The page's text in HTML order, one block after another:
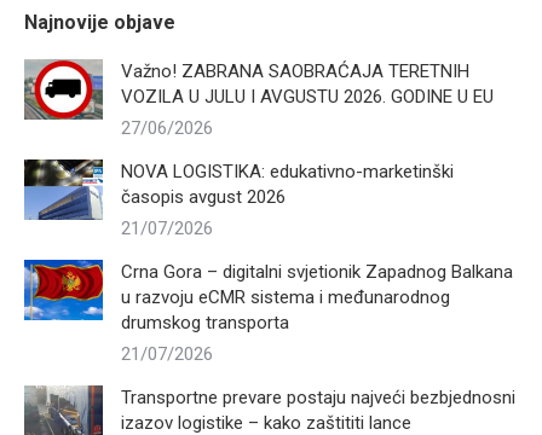
Najnovije objave
Važno! ZABRANA SAOBRAĆAJA TERETNIH
VOZILA U JULU I AVGUSTU 2026. GODINE U EU
27/06/2026
NOVA LOGISTIKA: edukativno-marketinški
časopis avgust 2026
21/07/2026
Crna Gora – digitalni svjetionik Zapadnog Balkana
u razvoju eCMR sistema i međunarodnog
drumskog transporta
21/07/2026
Transportne prevare postaju najveći bezbjednosni
izazov logistike – kako zaštititi lance